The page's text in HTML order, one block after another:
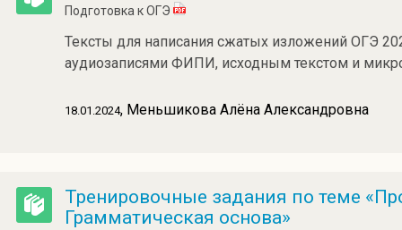
Подготовка к ОГЭ
Тексты для написания сжатых изложений ОГЭ
аудиозаписями ФИПИ, исходным текстом и
18.01.2024, Меньшикова Алёна Александровна
Тренировочные задания по теме
Грамматическая основа»